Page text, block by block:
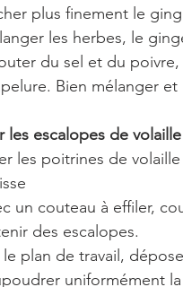
plus finement le
les herbes, le
du sel et du
Bien mélanger et
les escalopes de
les poitrines de
un couteau à effiler,
des escalopes.
le plan de travail,
uniformément